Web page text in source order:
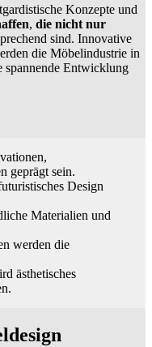
Konzepte und
, die nicht nur
sind. Innovative
die Möbelindustrie in
spannende Entwicklung
geprägt sein.
Design
Materialien und
werden die
ästhetisches